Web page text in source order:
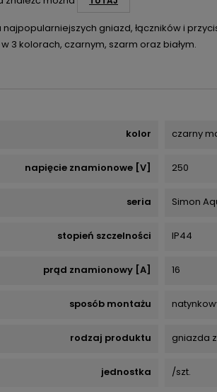
gniazd, łączników i
3 kolorach, czarnym, szarm oraz białym.
kolor czarny
napięcie znamionowe [V] 250
seria Simon
stopień szczelności IP44
prąd znamionowy [A] 16
sposób montażu
rodzaj produktu gniazda
jednostka /szt.